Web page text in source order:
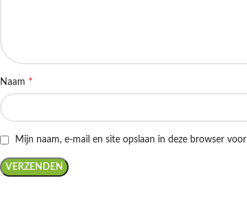
Naam *
Mijn naam, e-mail en site opslaan in deze browser